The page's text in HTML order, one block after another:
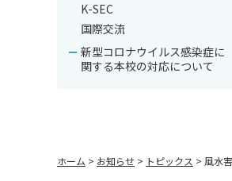
K-SEC
国際交流
新型コロナウイルス感染症に
関する本校の対応について
ホーム > お知らせ > トピックス > 風水